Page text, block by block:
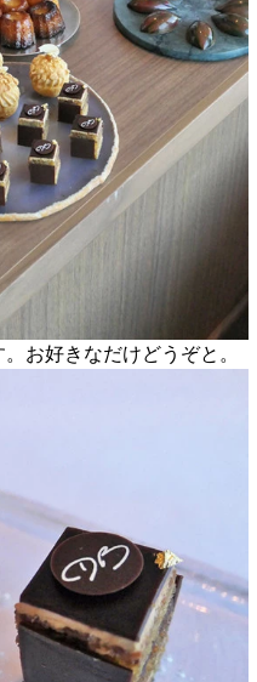
お好きなだけどうぞと。